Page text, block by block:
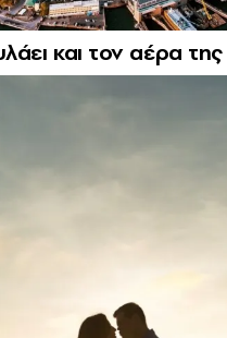
και τον αέρα της